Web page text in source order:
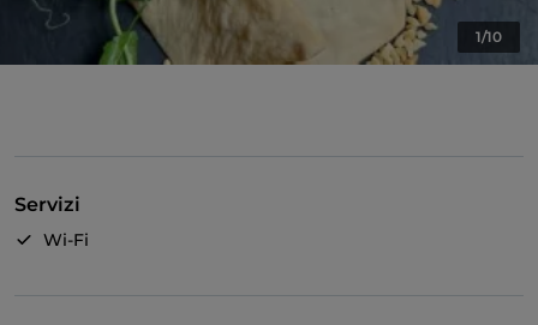
1/10
Servizi
Wi-Fi